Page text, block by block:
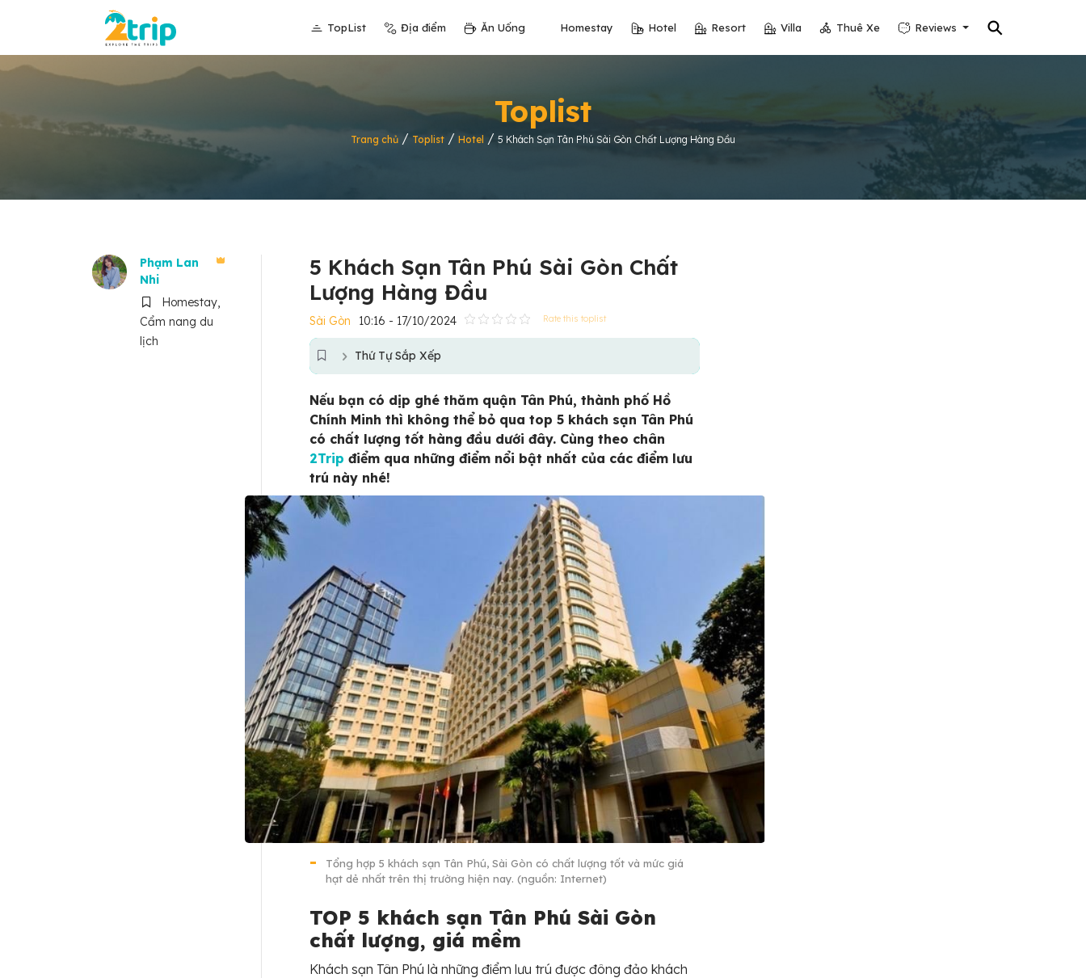
⚲
TopList Địa điểm Ăn Uống Homestay Hotel Resort Villa Thuê Xe Reviews
Toplist
Trang chủ / Toplist / Hotel / 5 Khách Sạn Tân Phú Sài Gòn Chất Lượng Hàng Đầu
Phạm Lan
Nhi
Homestay,
Cẩm nang du
lịch
5 Khách Sạn Tân Phú Sài Gòn Chất
Lượng Hàng Đầu
Sài Gòn 10:16 - 17/10/2024 Rate this toplist
Thứ Tự Sắp Xếp
Nếu bạn có dịp ghé thăm quận Tân Phú, thành phố Hồ
Chính Minh thì không thể bỏ qua top 5 khách sạn Tân Phú
có chất lượng tốt hàng đầu dưới đây. Cùng theo chân
2Trip điểm qua những điểm nổi bật nhất của các điểm lưu
trú này nhé!
Tổng hợp 5 khách sạn Tân Phú, Sài Gòn có chất lượng tốt và mức giá
hạt dẻ nhất trên thị trường hiện nay. (nguồn: Internet)
TOP 5 khách sạn Tân Phú Sài Gòn
chất lượng, giá mềm
Khách sạn Tân Phú là những điểm lưu trú được đông đảo khách